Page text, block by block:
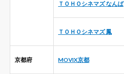
ＴＯＨＯシネマズ なんば
ＴＯＨＯシネマズ 鳳
京都府 MOVIX京都